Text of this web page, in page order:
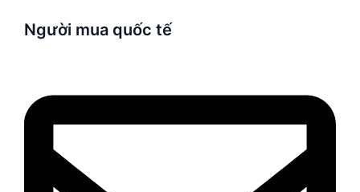
Người mua quốc tế